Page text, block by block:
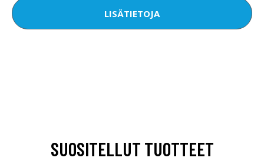
LISÄTIETOJA
SUOSITELLUT TUOTTEET